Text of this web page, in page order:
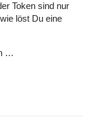
Token sind nur
löst Du eine
…